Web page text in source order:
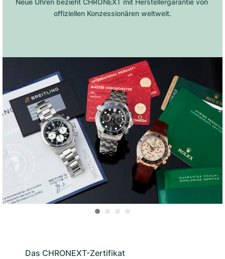
Neue Uhren bezieht CHRONEXT mit Herstellergarantie von
offiziellen Konzessionären weltweit.
Das CHRONEXT-Zertifikat